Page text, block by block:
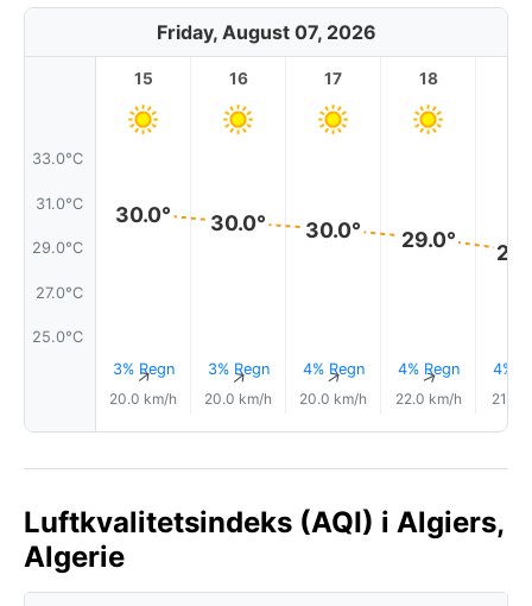
Friday, August 07, 2026
33.0°C
31.0°C
29.0°C
27.0°C
25.0°C
15
30.0°
3% Regn
↑
20.0 km/h
16
30.0°
3% Regn
↑
20.0 km/h
17
30.0°
4% Regn
↑
20.0 km/h
18
29.0°
4% Regn
↑
22.0 km/h
4%
21.0
Luftkvalitetsindeks (AQI) i Algiers,
Algerie